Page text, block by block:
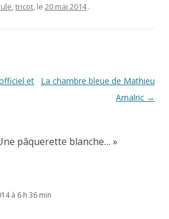
,tricot, le 20 mai 2014 .
et
La chambre bleue de Mathieu
Amalric →
pâquerette blanche… »
à 6 h 36 min